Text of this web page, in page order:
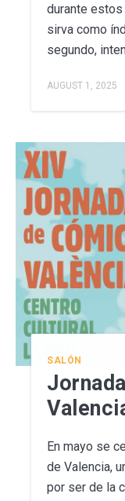
durante
sirva como
segundo,
AUGUST 1, 2025
SALÓN
En mayo se
de Valencia,
por ser de la